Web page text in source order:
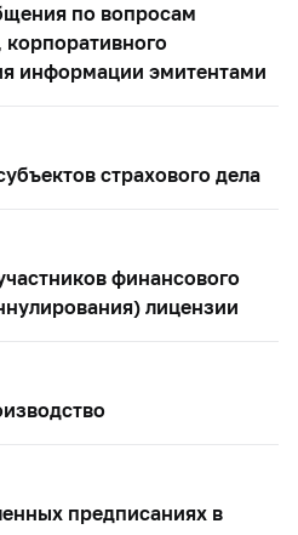
по вопросам
информации эмитентами
страхового дела
финансового
лицензии
предписаниях в